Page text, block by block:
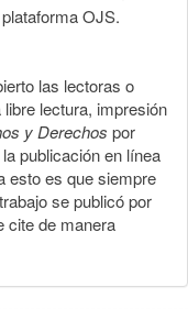
OJS.
las lectoras o
lectura, impresión
y Derechos por
publicación en línea
esto es que siempre
se publicó por
cite de manera